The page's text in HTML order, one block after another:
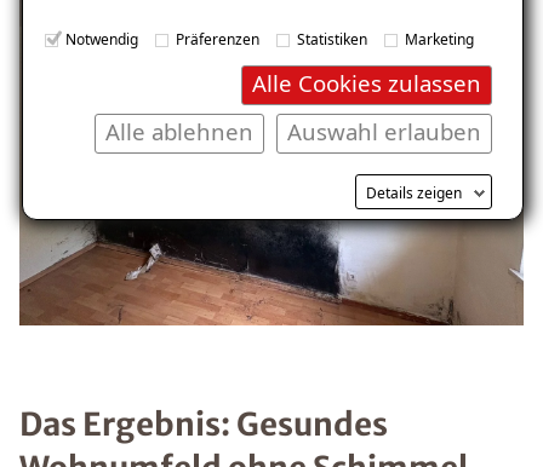
Notwendig Präferenzen Statistiken Marketing
Alle Cookies zulassen
Auswahl erlauben
Alle ablehnen
Details zeigen
Das Ergebnis: Gesundes